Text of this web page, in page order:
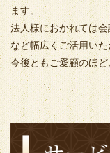
ます。
法人様におかれては
など幅広くご活用い
今後ともご愛顧のほ